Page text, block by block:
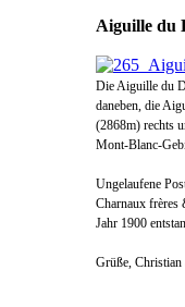
Aiguille du
Die Aiguille du
daneben, die
(2868m) rechts
Mont-Blanc-
Ungelaufene
Charnaux frères
Jahr 1900
Grüße,